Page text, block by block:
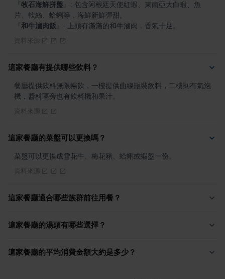
牧石海鮮拼盤
: 包含阿根廷天使紅蝦、東南亞大白蝦、魚
和牛滷肉飯 : 上頭有滿滿的和牛滷肉，香氣十足。
這家餐廳有提供哪些飲料？
餐廳提供飲料無限暢飲，一樓提供曲線瓶裝飲料，二樓則有氣泡
機，醬料區旁也有飲料機和果汁。
這家餐廳的菜盤可以更換嗎？
菜盤可以更換成雪花牛、梅花豬、蛤蜊或蝦盤一份。
這家餐廳適合哪些族群前往用餐？
這家餐廳的湯頭有哪些選擇？
這家餐廳的平均消費金額大約是多少？